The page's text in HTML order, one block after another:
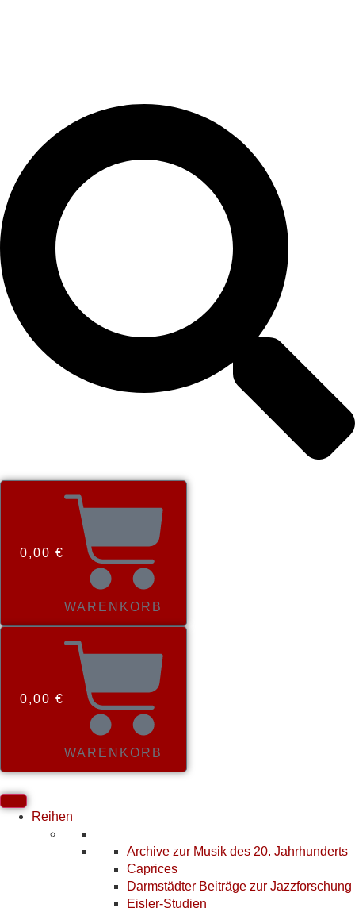
0,00 €
WARENKORB
0,00 €
WARENKORB
Reihen
Archive zur Musik des 20. Jahrhunderts
Caprices
Darmstädter Beiträge zur Jazzforschung
Eisler-Studien